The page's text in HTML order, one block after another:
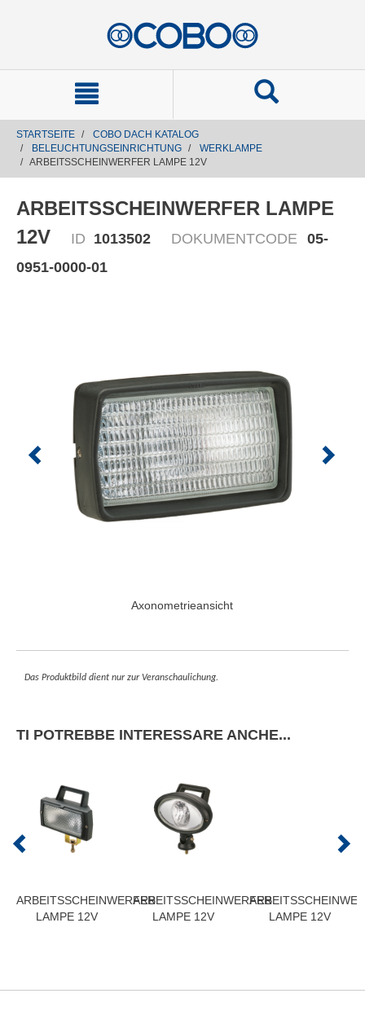
STARTSEITE
COBO DACH KATALOG
BELEUCHTUNGSEINRICHTUNG
WERKLAMPE
ARBEITSSCHEINWERFER LAMPE 12V
ARBEITSSCHEINWERFER LAMPE
12V
ID 1013502 DOKUMENTCODE 05-
0951-0000-01
Axonometrieansicht
Das Produktbild dient nur zur Veranschaulichung.
TI POTREBBE INTERESSARE ANCHE...
ARBEITSSCHEINWERFER
LAMPE 12V
ARBEITSSCHEINWERFER
LAMPE 12V
LAMPE 12V